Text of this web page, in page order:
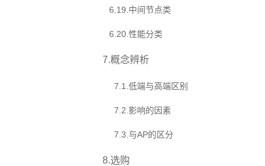
6.19 中间节点类
6.20 性能分类
7.概念辨析
7.1 低端与高端区别
7.2 影响的因素
7.3 与AP的区分
8.选购